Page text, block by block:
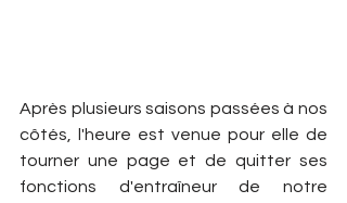
Après plusieurs saisons passées à nos
côtés, l'heure est venue pour elle de
tourner une page et de quitter ses
fonctions d'entraîneur de notre